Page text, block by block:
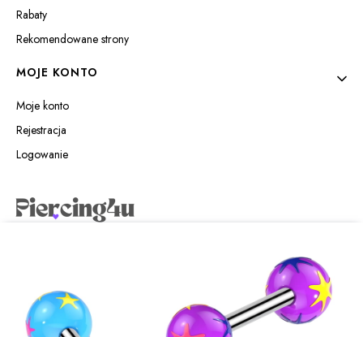
Rabaty
Rekomendowane strony
MOJE KONTO
Moje konto
Rejestracja
Logowanie
10-691 Olsztyn
sklep@piercing4u.pl